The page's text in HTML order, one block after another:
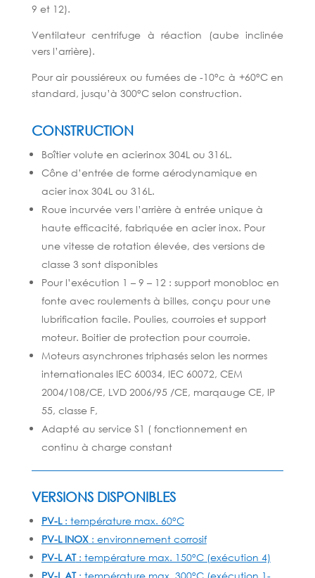
9 et 12).
Ventilateur centrifuge à réaction (aube inclinée
vers l’arrière).
Pour air poussiéreux ou fumées de -10°c à +60°C en
standard, jusqu’à 300°C selon construction.
CONSTRUCTION
Boîtier volute en acierinox 304L ou 316L.
Cône d’entrée de forme aérodynamique en
acier inox 304L ou 316L.
Roue incurvée vers l’arrière à entrée unique à
haute efficacité, fabriquée en acier inox. Pour
une vitesse de rotation élevée, des versions de
classe 3 sont disponibles
Pour l’exécution 1 – 9 – 12 : support monobloc en
fonte avec roulements à billes, conçu pour une
lubrification facile. Poulies, courroies et support
moteur. Boitier de protection pour courroie.
Moteurs asynchrones triphasés selon les normes
internationales IEC 60034, IEC 60072, CEM
2004/108/CE, LVD 2006/95 /CE, marqauge CE, IP
55, classe F,
Adapté au service S1 ( fonctionnement en
continu à charge constant
VERSIONS DISPONIBLES
PV-L: température max. 60°C
PV-L INOX: environnement corrosif
PV-L AT: température max. 150°C (exécution 4)